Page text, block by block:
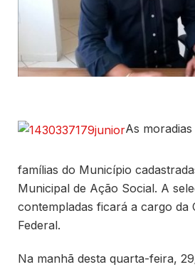
As
famílias do Município
Municipal de Ação Social. A
contempladas ficará a cargo da
Federal.
Na manhã desta quarta-feira,